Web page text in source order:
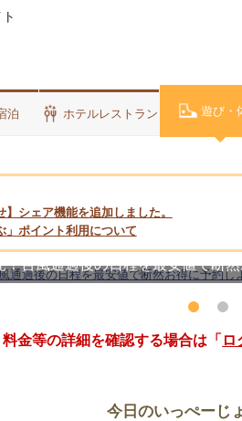
泊 ホテルレストラン 遊び・
シェア機能を追加しました。
」ポイント利用について
！台風通過後の日程を最安値で断
金等の詳細を確認する場合は「 ロ
今日のいっぺーじ